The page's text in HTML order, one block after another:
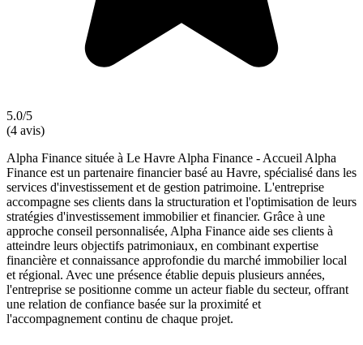
5.0/5
(4 avis)
Alpha Finance située à Le Havre Alpha Finance - Accueil Alpha
Finance est un partenaire financier basé au Havre, spécialisé dans les
services d'investissement et de gestion patrimoine. L'entreprise
accompagne ses clients dans la structuration et l'optimisation de leurs
stratégies d'investissement immobilier et financier. Grâce à une
approche conseil personnalisée, Alpha Finance aide ses clients à
atteindre leurs objectifs patrimoniaux, en combinant expertise
financière et connaissance approfondie du marché immobilier local
et régional. Avec une présence établie depuis plusieurs années,
l'entreprise se positionne comme un acteur fiable du secteur, offrant
une relation de confiance basée sur la proximité et
l'accompagnement continu de chaque projet.